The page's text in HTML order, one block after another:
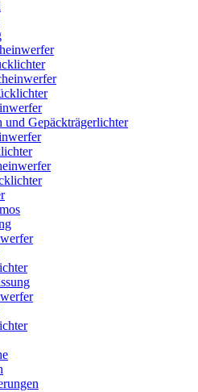
und Gepäckträgerlichter